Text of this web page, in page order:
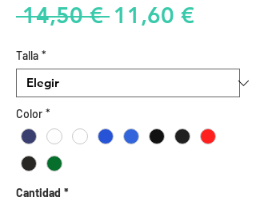
14,50 € Precio
11,60 €Precio
oferta
Talla *
Color *
Cantidad *